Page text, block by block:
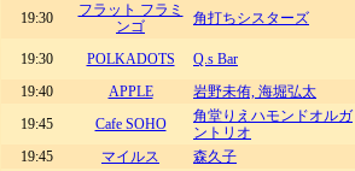
19:30
フラット フラミ
ンゴ
角打ちシスターズ
19:30
POLKADOTS Q.s Bar
19:40
APPLE 岩野未侑, 海堀弘太
19:45
Cafe SOHO
角堂りえハモンドオルガ
ントリオ
19:45
マイルス 森久子